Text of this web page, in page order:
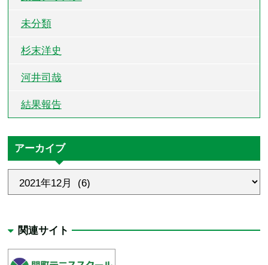
未分類
杉末洋史
河井司哉
結果報告
アーカイブ
関連サイト